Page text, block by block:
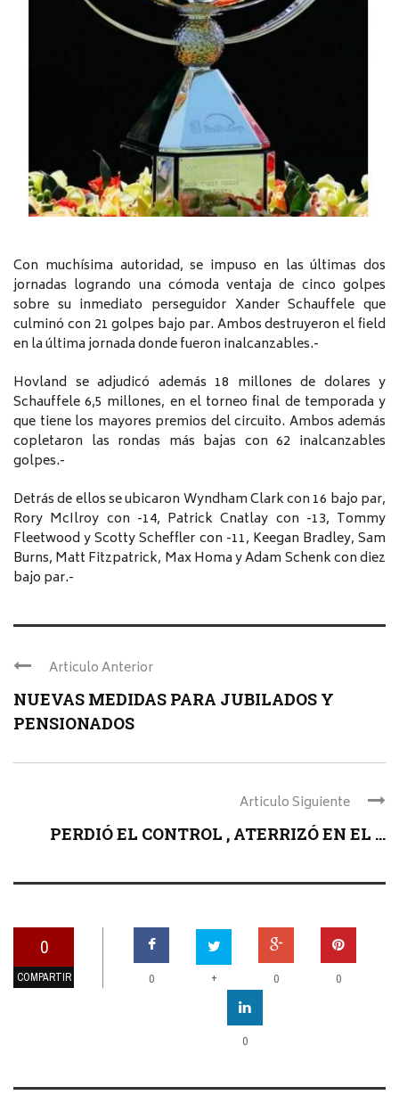
Con muchísima autoridad, se impuso en las últimas dos
jornadas logrando una cómoda ventaja de cinco golpes
sobre su inmediato perseguidor Xander Schauffele que
culminó con 21 golpes bajo par. Ambos destruyeron el field
en la última jornada donde fueron inalcanzables.-
Hovland se adjudicó además 18 millones de dolares y
Schauffele 6,5 millones, en el torneo final de temporada y
que tiene los mayores premios del circuito. Ambos además
copletaron las rondas más bajas con 62 inalcanzables
golpes.-
Detrás de ellos se ubicaron Wyndham Clark con 16 bajo par,
Rory McIlroy con -14, Patrick Cnatlay con -13, Tommy
Fleetwood y Scotty Scheffler con -11, Keegan Bradley, Sam
Burns, Matt Fitzpatrick, Max Homa y Adam Schenk con diez
bajo par.-
Articulo Anterior
NUEVAS MEDIDAS PARA JUBILADOS Y
PENSIONADOS
Articulo Siguiente
PERDIÓ EL CONTROL , ATERRIZÓ EN EL ...
0
COMPARTIR 0 + 0 0
0